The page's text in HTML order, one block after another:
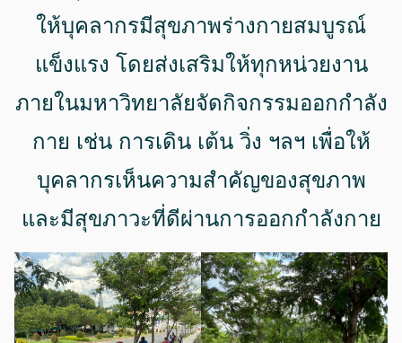
ให้บุคลากรมีสุขภาพร่างกายสมบูรณ์
แข็งแรง โดยส่งเสริมให้ทุกหน่วยงาน
ภายในมหาวิทยาลัยจัดกิจกรรมออกกำลัง
กาย เช่น การเดิน เต้น วิ่ง ฯลฯ เพื่อให้
บุคลากรเห็นความสำคัญของสุขภาพ
และมีสุขภาวะที่ดีผ่านการออกกำลังกาย